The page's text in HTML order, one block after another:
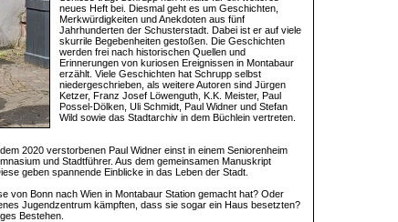
neues Heft bei. Diesmal geht es um Geschichten,
Merkwürdigkeiten und Anekdoten aus fünf
Jahrhunderten der Schusterstadt. Dabei ist er auf viele
skurrile Begebenheiten gestoßen. Die Geschichten
werden frei nach historischen Quellen und
Erinnerungen von kuriosen Ereignissen in Montabaur
erzählt. Viele Geschichten hat Schrupp selbst
niedergeschrieben, als weitere Autoren sind Jürgen
Ketzer, Franz Josef Löwenguth, K.K. Meister, Paul
Possel-Dölken, Uli Schmidt, Paul Widner und Stefan
Wild sowie das Stadtarchiv in dem Büchlein vertreten.
2020 verstorbenen Paul Widner einst in einem Seniorenheim
und Stadtführer. Aus dem gemeinsamen Manuskript
geben spannende Einblicke in das Leben der Stadt.
von Bonn nach Wien in Montabaur Station gemacht hat? Oder
Jugendzentrum kämpften, dass sie sogar ein Haus besetzten?
Bestehen.